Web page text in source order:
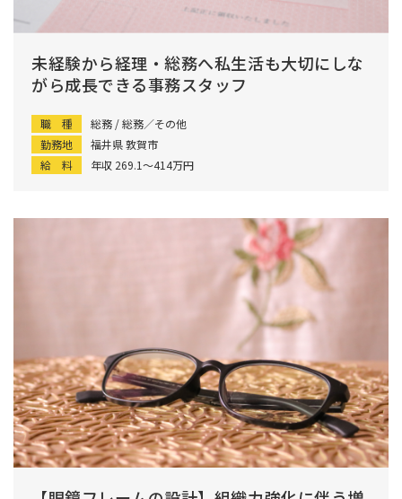
未経験から経理・総務へ私生活も大切にしな
がら成長できる事務スタッフ
職 種
総務 / 総務／その他
勤務地
福井県 敦賀市
給 料
年収 269.1〜414万円